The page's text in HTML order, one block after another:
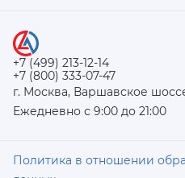
+7 (499) 213-12-14
+7 (800) 333-07-47
г. Москва, Варшавское шоссе,
Ежедневно с 9:00 до 21:00
Политика в отношении